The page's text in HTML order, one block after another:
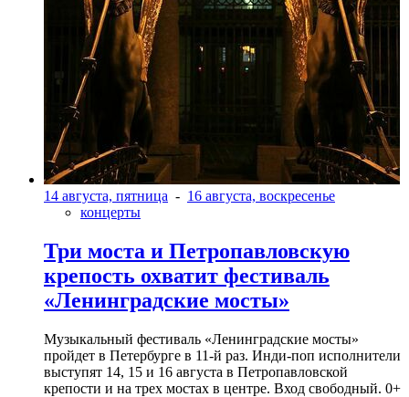
14 августа, пятница - 16 августа, воскресенье
концерты
Три моста и Петропавловскую
крепость охватит фестиваль
«Ленинградские мосты»
Музыкальный фестиваль «Ленинградские мосты»
пройдет в Петербурге в 11-й раз. Инди-поп исполнители
выступят 14, 15 и 16 августа в Петропавловской
крепости и на трех мостах в центре. Вход свободный. 0+